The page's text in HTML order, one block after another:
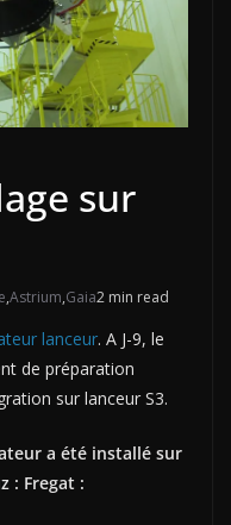
sur
,Astrium,Gaia2 min read
lanceur. A J-9, le
de préparation
sur lanceur S3.
a été installé sur
: Fregat :